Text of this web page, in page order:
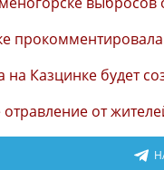
прокомментировала
Казцинке будет
от